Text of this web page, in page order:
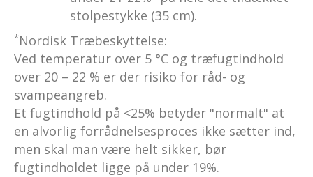
stolpestykke (35 cm).
*Nordisk Træbeskyttelse:
Ved temperatur over 5 °C og træfugtindhold
over 20 – 22 % er der risiko for råd- og
svampeangreb.
Et fugtindhold på <25% betyder "normalt" at
en alvorlig forrådnelsesproces ikke sætter ind,
men skal man være helt sikker, bør
fugtindholdet ligge på under 19%.